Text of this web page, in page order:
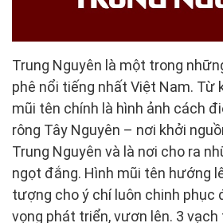
Trung Nguyên là một trong
phê nổi tiếng nhất Việt Nam. Từ
mũi tên chính là hình ảnh cách
rông Tây Nguyên – nơi khởi
Trung Nguyên và là nơi cho ra
ngọt đắng. Hình mũi tên hướng
tượng cho ý chí luôn chinh phục
vọng phát triển, vươn lên. 3 vạch